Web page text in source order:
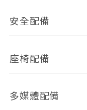
後視鏡方向指示燈
多功能方向盤
恆溫空調
安全配備
前座正面氣囊
ABS防鎖死
座椅配備
皮椅
多媒體配備